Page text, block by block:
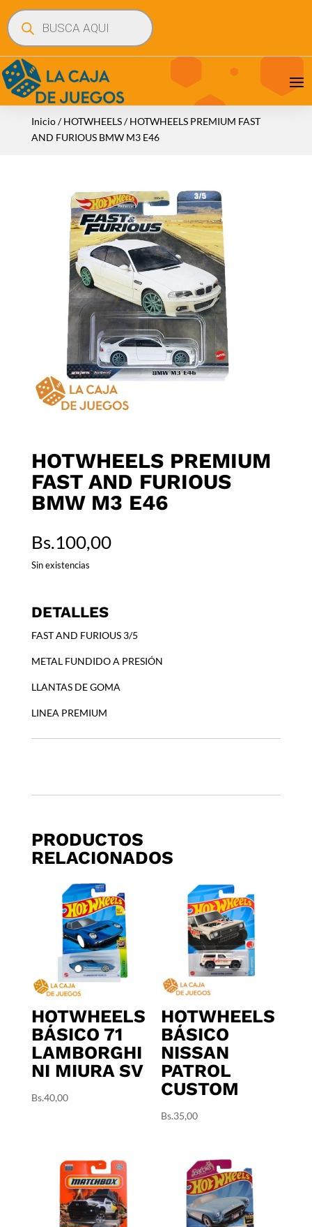
Búsqueda
de
productos
Inicio/HOTWHEELS/ HOTWHEELS PREMIUM FAST
AND FURIOUS BMW M3 E46
HOTWHEELS PREMIUM
FAST AND FURIOUS
BMW M3 E46
Bs.100,00
Sin existencias
DETALLES
FAST AND FURIOUS 3/5
METAL FUNDIDO A PRESIÓN
LLANTAS DE GOMA
LINEA PREMIUM
PRODUCTOS
RELACIONADOS
HOTWHEELS
BÁSICO 71
LAMBORGHI
NI MIURA SV
Bs.40,00
HOTWHEELS
BÁSICO
NISSAN
PATROL
CUSTOM
Bs.35,00